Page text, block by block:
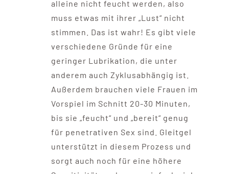
alleine nicht feucht werden, also
muss etwas mit ihrer „Lust“ nicht
stimmen. Das ist wahr! Es gibt viele
verschiedene Gründe für eine
geringer Lubrikation, die unter
anderem auch Zyklusabhängig ist.
Außerdem brauchen viele Frauen im
Vorspiel im Schnitt 20-30 Minuten,
bis sie „feucht“ und „bereit“ genug
für penetrativen Sex sind. Gleitgel
unterstützt in diesem Prozess und
sorgt auch noch für eine höhere